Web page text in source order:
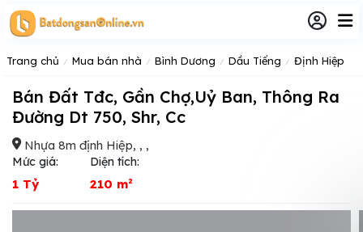
Trang chủ Mua bán nhà Bình Dương Dầu Tiếng Định Hiệp
Bán Đất Tđc, Gần Chợ,Uỷ Ban, Thông Ra
Đường Dt 750, Shr, Cc
Nhựa 8m định Hiệp, , ,
Mức giá:
1 Tỷ
Diện tích:
210 m²